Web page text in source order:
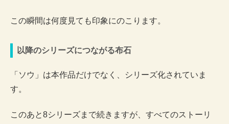
この瞬間は何度見ても印象にのこります。
以降のシリーズにつながる布石
「ソウ」は本作品だけでなく、シリーズ化されていま
す。
このあと8シリーズまで続きますが、すべてのストーリ